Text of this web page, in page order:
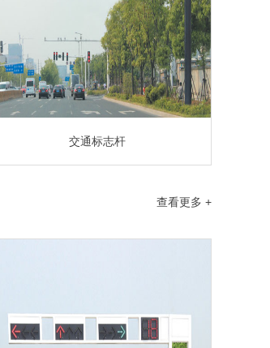
交通标志杆
查看更多 +